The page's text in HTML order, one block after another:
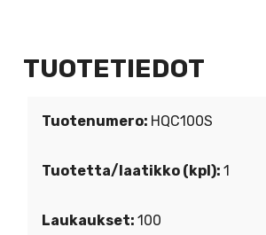
TUOTETIEDOT
Tuotenumero: HQC100S
Tuotetta/laatikko (kpl):1
Laukaukset:100